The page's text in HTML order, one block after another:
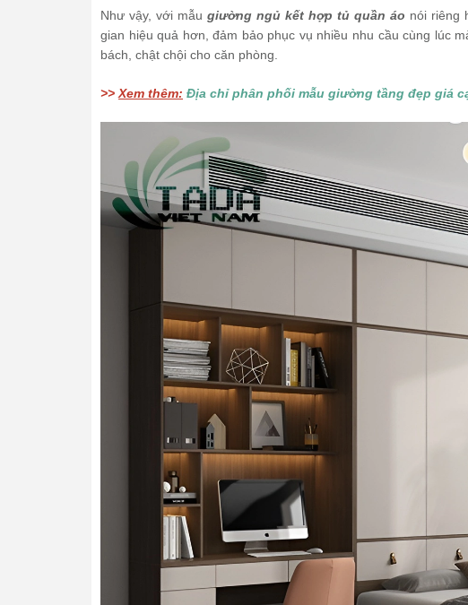
Như vậy, với mẫu giường ngủ kết hợp tủ quần áo nói riêng
gian hiệu quả hơn, đảm bảo phục vụ nhiều nhu cầu cùng lúc
bách, chật chội cho căn phòng.
>> Xem thêm: Địa chỉ phân phối mẫu giường tầng đẹp giá